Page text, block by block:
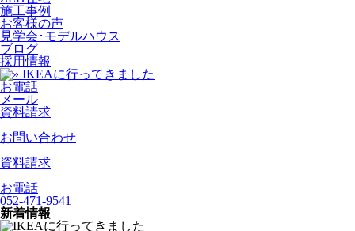
施工事例
お客様の声
見学会･モデルハウス
ブログ
採用情報
お電話
メール
資料請求
お問い合わせ
資料請求
お電話
052-471-9541
新着情報